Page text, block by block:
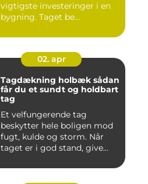
vigtigste investeringer i en
bygning. Taget be...
02. apr
Tagdækning holbæk sådan
får du et sundt og holdbart
tag
Et velfungerende tag
beskytter hele boligen mod
fugt, kulde og storm. Når
taget er i god stand, give...